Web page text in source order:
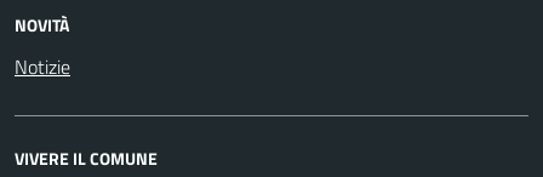
NOVITÀ
Notizie
VIVERE IL COMUNE